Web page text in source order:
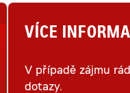
VÍCE
V případě zájmu
dotazy.